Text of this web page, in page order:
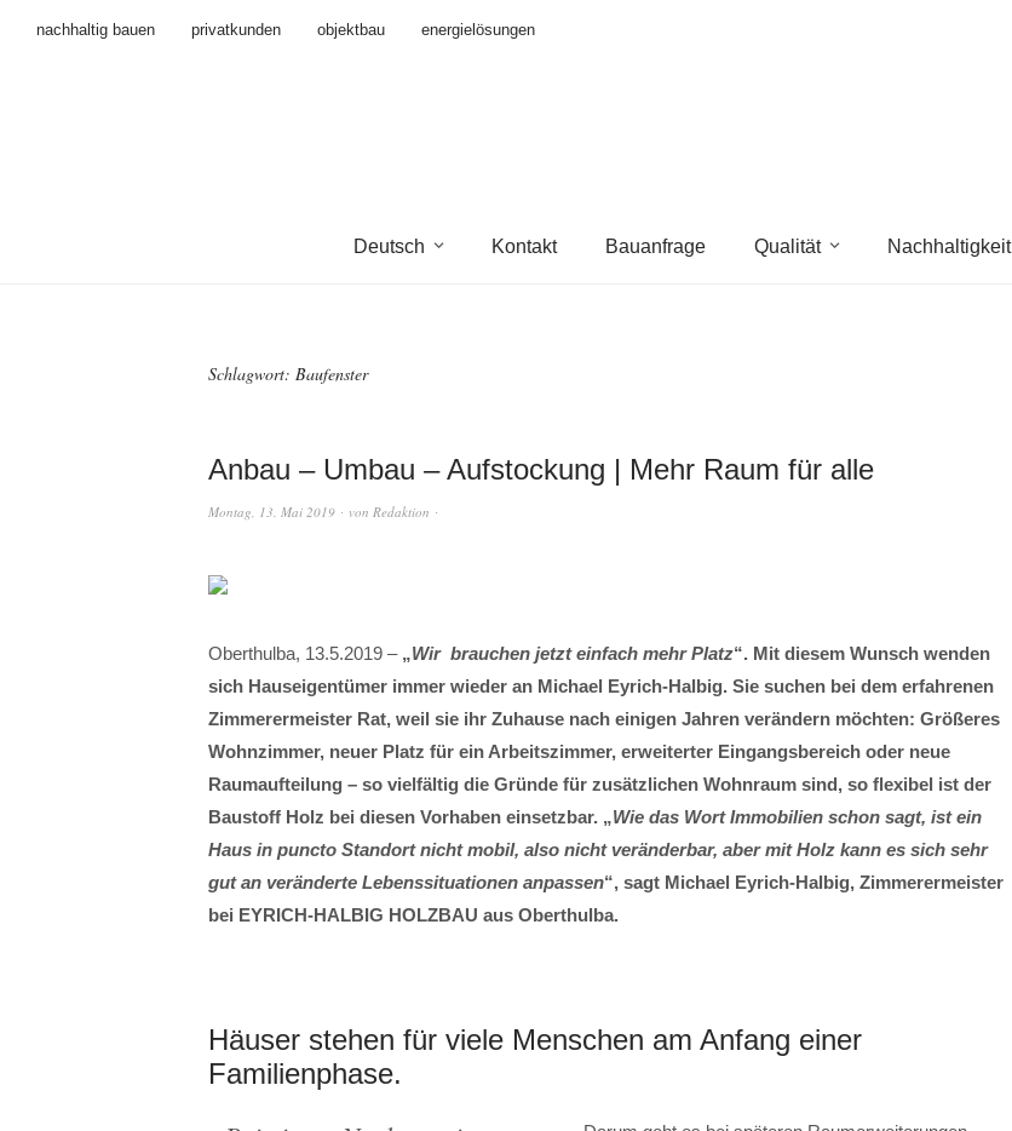
nachhaltig bauen privatkunden objektbau
energielösungen
Deutsch Kontakt Bauanfrage Qualität Nachhaltigkeit
Schlagwort: Baufenster
Anbau – Umbau – Aufstockung | Mehr Raum für alle
Montag, 13. Mai 2019 von Redaktion
Oberthulba, 13.5.2019 – „Wir brauchen jetzt einfach mehr Platz“. Mit diesem Wunsch wenden
sich Hauseigentümer immer wieder an Michael Eyrich-Halbig. Sie suchen bei dem erfahrenen
Zimmerermeister Rat, weil sie ihr Zuhause nach einigen Jahren verändern möchten: Größeres
Wohnzimmer, neuer Platz für ein Arbeitszimmer, erweiterter Eingangsbereich oder neue
Raumaufteilung – so vielfältig die Gründe für zusätzlichen Wohnraum sind, so flexibel ist der
Baustoff Holz bei diesen Vorhaben einsetzbar. „Wie das Wort Immobilien schon sagt, ist ein
Haus in puncto Standort nicht mobil, also nicht veränderbar, aber mit Holz kann es sich sehr
gut an veränderte Lebenssituationen anpassen“, sagt Michael Eyrich-Halbig, Zimmerermeister
bei EYRICH-HALBIG HOLZBAU aus Oberthulba.
Häuser stehen für viele Menschen am Anfang einer
Familienphase.